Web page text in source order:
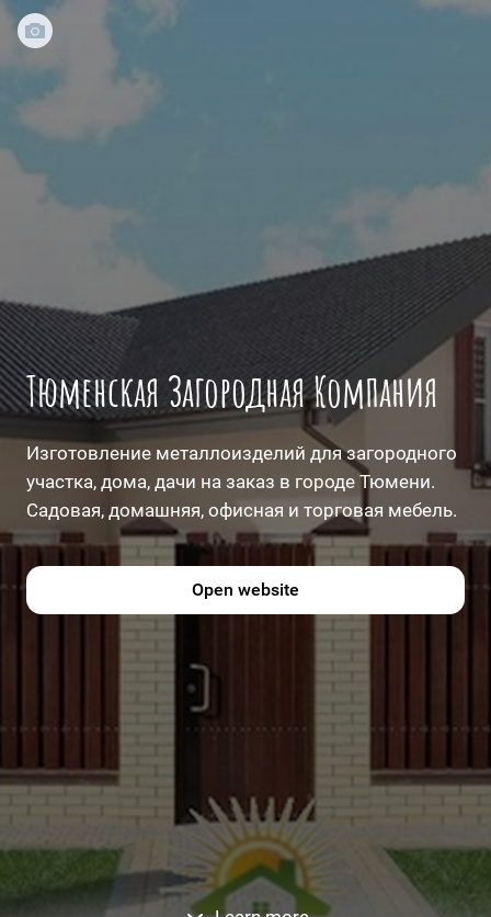
Тюменская Загородная Компания
Изготовление металлоизделий для загородного
участка, дома, дачи на заказ в городе Тюмени.
Садовая, домашняя, офисная и торговая мебель.
Open website